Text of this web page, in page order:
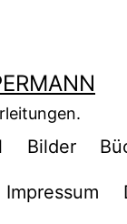
Bilder
Impressum